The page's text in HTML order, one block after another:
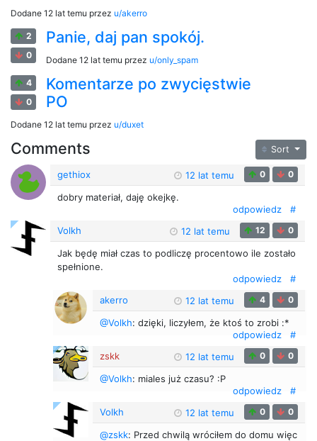
Dodane 12 lat temu przez u/akerro
2
0
Panie, daj pan spokój.
Dodane 12 lat temu przez u/only_spam
4
0
Komentarze po zwycięstwie
PO
Dodane 12 lat temu przez u/duxet
Comments Sort
gethiox 12 lat temu 0 0
dobry materiał, daję okejkę.
odpowiedz
#
Volkh
12 lat temu 12 0
Jak będę miał czas to podliczę procentowo ile zostało
spełnione.
odpowiedz
#
akerro
12 lat temu 4 0
@Volkh: dzięki, liczyłem, że ktoś to zrobi :*
odpowiedz
#
zskk
12 lat temu 0 0
@Volkh: miales już czasu? :P
odpowiedz
#
Volkh
12 lat temu 0 0
@zskk: Przed chwilą wróciłem do domu więc